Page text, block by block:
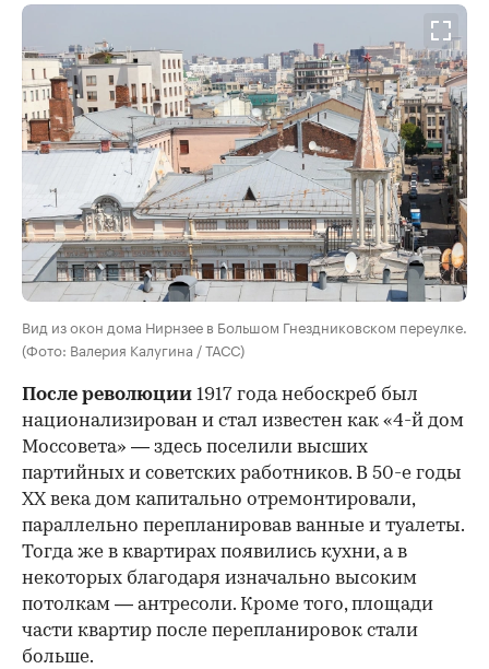
Вид из окон дома Нирнзее в Большом Гнездниковском переулке.
(Фото: Валерия Калугина / ТАСС)
После революции 1917 года небоскреб был
национализирован и стал известен как «4-й дом
Моссовета» — здесь поселили высших
партийных и советских работников. В 50-е годы
ХХ века дом капитально отремонтировали,
параллельно перепланировав ванные и туалеты.
Тогда же в квартирах появились кухни, а в
некоторых благодаря изначально высоким
потолкам — антресоли. Кроме того, площади
части квартир после перепланировок стали
больше.